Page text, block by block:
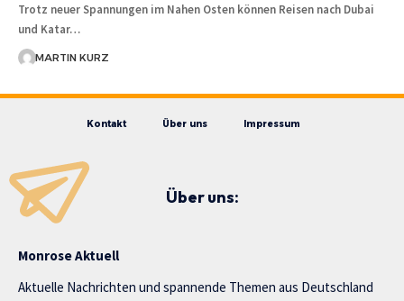
Trotz neuer Spannungen im Nahen Osten können Reisen nach Dubai
und Katar…
MARTIN KURZ
Kontakt Über uns Impressum
Über uns:
Monrose Aktuell
Aktuelle Nachrichten und spannende Themen aus Deutschland